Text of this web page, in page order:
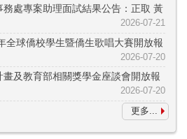
務處專案助理面試結果公告：正取 黃
2026-07-21
全球僑校學生暨僑生歌唱大賽開放報
2026-07-20
畫及教育部相關獎學金座談會開放報
2026-07-20
更多...